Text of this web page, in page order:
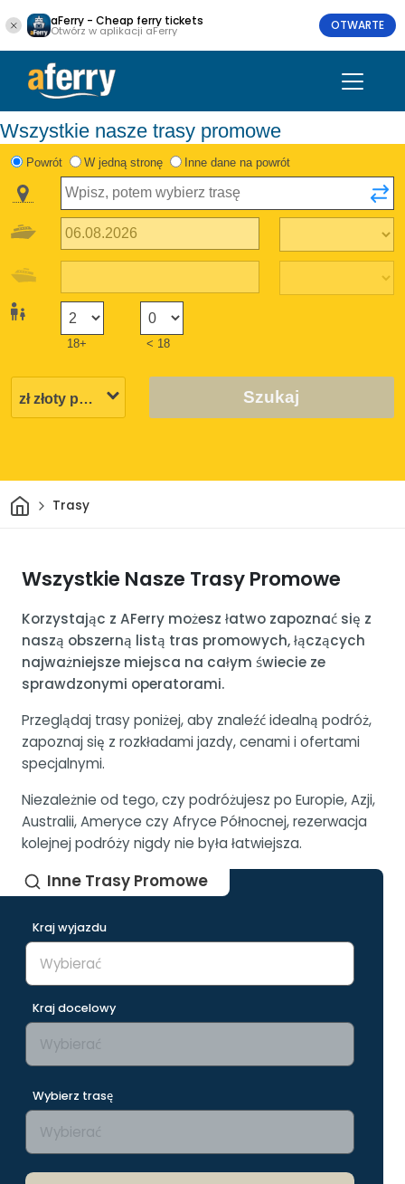
aFerry - Cheap ferry tickets
Otwórz w aplikacji aFerry OTWARTE
Wszystkie nasze trasy promowe
Powrót W jedną stronę Inne dane na powrót
18+ < 18
Szukaj
DomTrasy
Wszystkie Nasze Trasy Promowe
Korzystając z AFerry możesz łatwo zapoznać się z
naszą obszerną listą tras promowych, łączących
najważniejsze miejsca na całym świecie ze
sprawdzonymi operatorami.
Przeglądaj trasy poniżej, aby znaleźć idealną podróż,
zapoznaj się z rozkładami jazdy, cenami i ofertami
specjalnymi.
Niezależnie od tego, czy podróżujesz po Europie, Azji,
Australii, Ameryce czy Afryce Północnej, rezerwacja
kolejnej podróży nigdy nie była łatwiejsza.
Inne Trasy Promowe
Kraj wyjazdu
Kraj docelowy
Wybierz trasę